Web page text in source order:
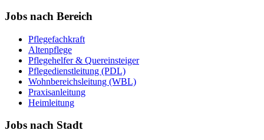
Jobs nach Bereich
Pflegefachkraft
Altenpflege
Pflegehelfer & Quereinsteiger
Pflegedienstleitung (PDL)
Wohnbereichsleitung (WBL)
Praxisanleitung
Heimleitung
Jobs nach Stadt